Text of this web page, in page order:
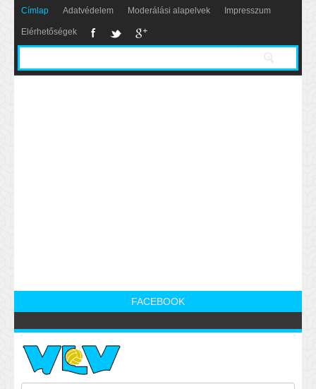
Címlap Adatvédelem Moderálási alapelvek Impresszum
Elérhetőségek
FACEBOOK